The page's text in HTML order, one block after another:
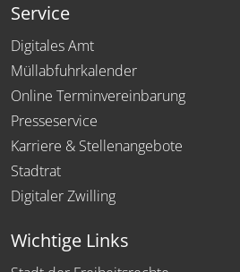
Service
Digitales Amt
Müllabfuhrkalender
Online Terminvereinbarung
Presseservice
Karriere & Stellenangebote
Stadtrat
Digitaler Zwilling
Wichtige Links